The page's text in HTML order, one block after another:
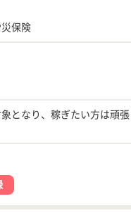
保険
となり、稼ぎたい方は頑